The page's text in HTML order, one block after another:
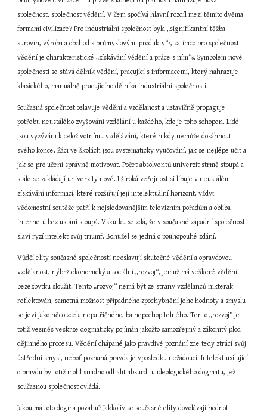
společnost, společnost vědění. V čem spočívá hlavní rozdíl mezi těmito dvěma
formami civilizace? Pro industriální společnost byla „signifikantní těžba
surovin, výroba a obchod s průmyslovými produkty“5, zatímco pro společnost
vědění je charakteristické „získávání vědění a práce s ním“6. Symbolem nové
společnosti se stává dělník vědění, pracující s informacemi, který nahrazuje
klasického, manuálně pracujícího dělníka industriální společnosti.
Současná společnost oslavuje vědění a vzdělanost a ustavičně propaguje
potřebu neustálého zvyšování vzdělání u každého, kdo je toho schopen. Lidé
jsou vyzýváni k celoživotnímu vzdělávání, které nikdy nemůže dosáhnout
svého konce. Žáci ve školách jsou systematicky vyučování, jak se nejlépe učit a
jak se pro učení správně motivovat. Počet absolventů univerzit strmě stoupá a
stále se zakládají univerzity nové. I široká veřejnost si libuje v neustálém
získávání informací, které rozšiřují její intelektuální horizont, vždyť
vědomostní soutěže patří k nejsledovanějším televizním pořadům a obliba
internetu bez ustání stoupá. Vskutku se zdá, že v současné západní společnosti
slaví ryzí intelekt svůj triumf. Bohužel se jedná o pouhopouhé zdání.
Vůdčí elity současné společnosti neoslavují skutečné vědění a opravdovou
vzdělanost, nýbrž ekonomický a sociální „rozvoj“, jemuž má veškeré vědění
bezezbytku sloužit. Tento „rozvoj“ nemá být ze strany vzdělanců nikterak
reflektován, samotná možnost případného zpochybnění jeho hodnoty a smyslu
se jeví jako něco zcela nepatřičného, ba nepochopitelného. Tento „rozvoj“ je
totiž vesměs veskrze dogmaticky pojímán jakožto samozřejmý a zákonitý plod
dějinného procesu. Vědění chápané jako pravdivé poznání zde tedy ztrácí svůj
ústřední smysl, neboť poznaná pravda je vposledku nežádoucí. Intelekt usilující
o pravdu by totiž mohl snadno odhalit absurditu ideologického dogmatu, jež
současnou společnost ovládá.
Jakou má toto dogma povahu? Jakkoliv se současné elity dovolávají hodnot